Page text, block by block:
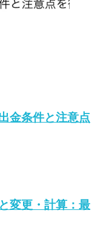
金条件と注意点
変更・計算：最